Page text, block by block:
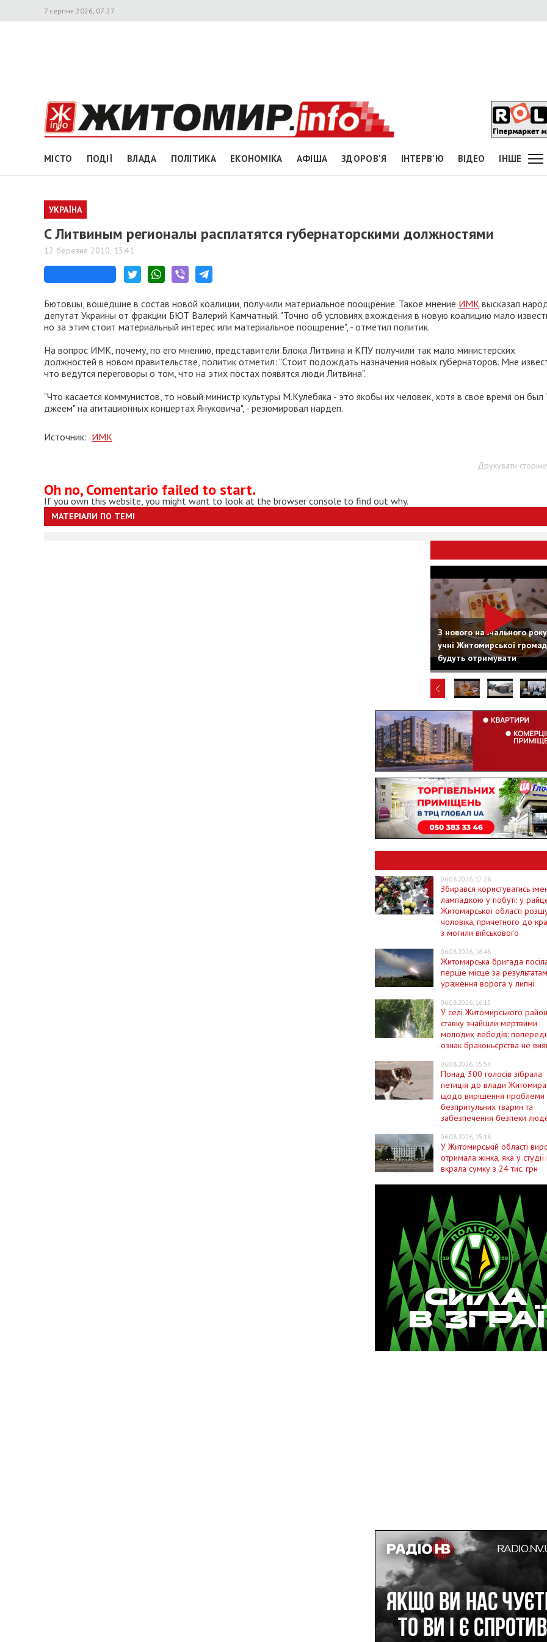
7 серпня 2026, 07:27
МІСТО ПОДІЇ ВЛАДА ПОЛІТИКА ЕКОНОМІКА АФІША ЗДОРОВ'Я ІНТЕРВ'Ю ВІДЕО ІНШЕ
УКРАЇНА
С Литвиным регионалы расплатятся губернаторскими должностями
12 березня 2010, 13:41
Бютовцы, вошедшие в состав новой коалиции, получили материальное поощрение. Такое мнение ИМК высказал
депутат Украины от фракции БЮТ Валерий Камчатный. "Точно об условиях вхождения в новую коалицию мало
но за этим стоит материальный интерес или материальное поощрение", - отметил политик.
На вопрос ИМК, почему, по его мнению, представители Блока Литвина и КПУ получили так мало министерских
должностей в новом правительстве, политик отметил: "Стоит подождать назначения новых губернаторов. Мне
что ведутся переговоры о том, что на этих постах появятся люди Литвина".
"Что касается коммунистов, то новый министр культуры М.Кулебяка - это якобы их человек, хотя в свое время он был
джеем" на агитационных концертах Януковича", - резюмировал нардеп.
Источник: ИМК
Друкувати
Oh no, Comentario failed to start.
If you own this website, you might want to look at the browser console to find out why.
МАТЕРІАЛИ ПО ТЕМІ
З нового навчального року
учні Житомирської
будуть отримувати
безкоштовні сніданки
06.08.2026, 17:28
Збирався користуватись
лампадкою у побуті: у
Житомирської області
чоловіка, причетного до
з могили військового
06.08.2026, 16:48
Житомирська бригада
перше місце за
ураження ворога у липні
06.08.2026, 16:15
У селі Житомирського
ставку знайшли мертвими
молодих лебедів:
ознак браконьєрства не
06.08.2026, 15:54
Понад 300 голосів зібрала
петиція до влади Житомира
щодо вирішення проблеми
безпритульних тварин та
забезпечення безпеки
06.08.2026, 15:18
У Житомирській області
отримала жінка, яка у
вкрала сумку з 24 тис. грн